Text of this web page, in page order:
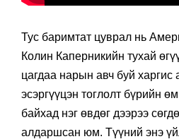
Тус баримтат цуврал нь
Колин Каперникийн тухай
цагдаа нарын авч буй харгис
эсэргүүцэн тоглолт бүрийн
байхад нэг өвдөг дээрээ
алдаршсан юм. Түүний энэ